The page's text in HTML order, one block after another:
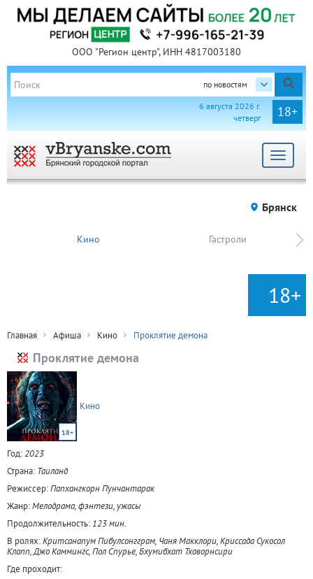
ООО "Регион центр", ИНН 4817003180
по новостям
18+
6 августа 2026 г.
четверг
Toggle
Брянск
Кино Гастроли
18+
Главная Афиша Кино Проклятие демона
Проклятие демона
18+
Кино
Год:2023
Страна: Таиланд
Режиссер:Папхангкорн Пунчантарак
Жанр:Мелодрама, фэнтези, ужасы
Продолжительность: 123 мин.
В ролях:Критсанапум Пибулсонгграм, Чаня Макклори, Криссада Сукосол
Клапп, Джо Каммингс, Пол Спурье, Бхумибхат Тхаворнсири
Где проходит: